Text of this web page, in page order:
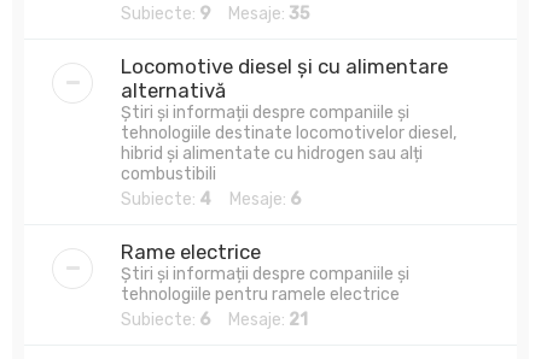
Subiecte: 9 Mesaje: 35
Locomotive diesel și cu alimentare
alternativă
Știri și informații despre companiile și
tehnologiile destinate locomotivelor diesel,
hibrid și alimentate cu hidrogen sau alți
combustibili
Subiecte: 4 Mesaje: 6
Rame electrice
Știri și informații despre companiile și
tehnologiile pentru ramele electrice
Subiecte: 6 Mesaje: 21